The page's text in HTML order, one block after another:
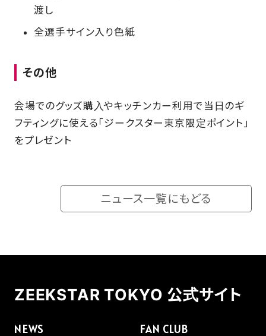
渡し
全選手サイン入り色紙
その他
会場でのグッズ購入やキッチンカー利用で当日のギ
フティングに使える「ジークスター東京限定ポイント」
をプレゼント
ニュース一覧にもどる
ZEEKSTAR TOKYO 公式サイト
NEWS
FAN CLUB